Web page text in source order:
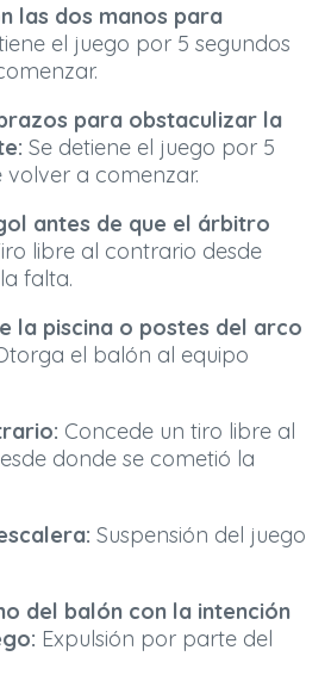
las dos manos para
el juego por 5 segundos
para obstaculizar la
Se detiene el juego por 5
volver a comenzar.
antes de que el árbitro
libre al contrario desde
falta.
la piscina o postes del arco
el balón al equipo
Concede un tiro libre al
donde se cometió la
Suspensión del juego
del balón con la intención
Expulsión por parte del